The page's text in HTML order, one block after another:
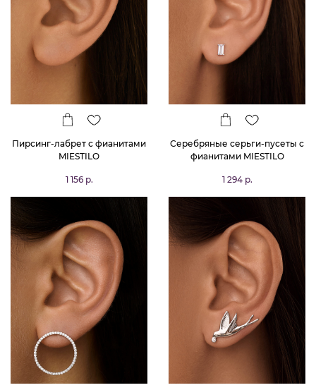
Пирсинг-лабрет с фианитами
MIESTILO
1 156 р.
Серебряные серьги-пусеты с
фианитами MIESTILO
1 294 р.